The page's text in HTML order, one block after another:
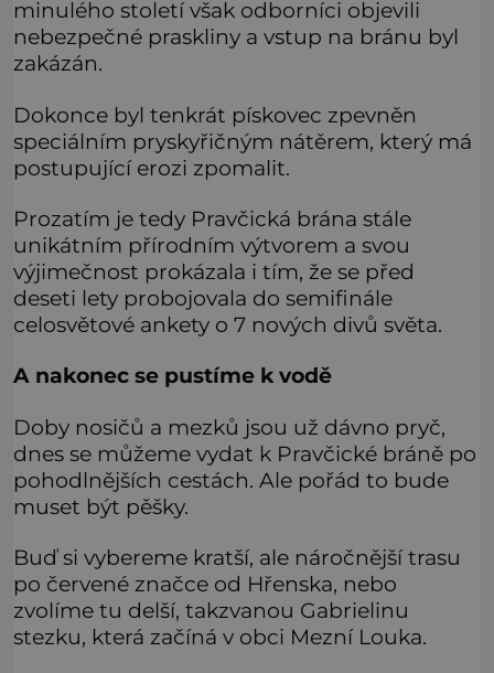
minulého století však odborníci objevili
nebezpečné praskliny a vstup na bránu byl
zakázán.
Dokonce byl tenkrát pískovec zpevněn
speciálním pryskyřičným nátěrem, který má
postupující erozi zpomalit.
Prozatím je tedy Pravčická brána stále
unikátním přírodním výtvorem a svou
výjimečnost prokázala i tím, že se před
deseti lety probojovala do semifinále
celosvětové ankety o 7 nových divů světa.
A nakonec se pustíme k vodě
Doby nosičů a mezků jsou už dávno pryč,
dnes se můžeme vydat k Pravčické bráně po
pohodlnějších cestách. Ale pořád to bude
muset být pěšky.
Buď si vybereme kratší, ale náročnější trasu
po červené značce od Hřenska, nebo
zvolíme tu delší, takzvanou Gabrielinu
stezku, která začíná v obci Mezní Louka.